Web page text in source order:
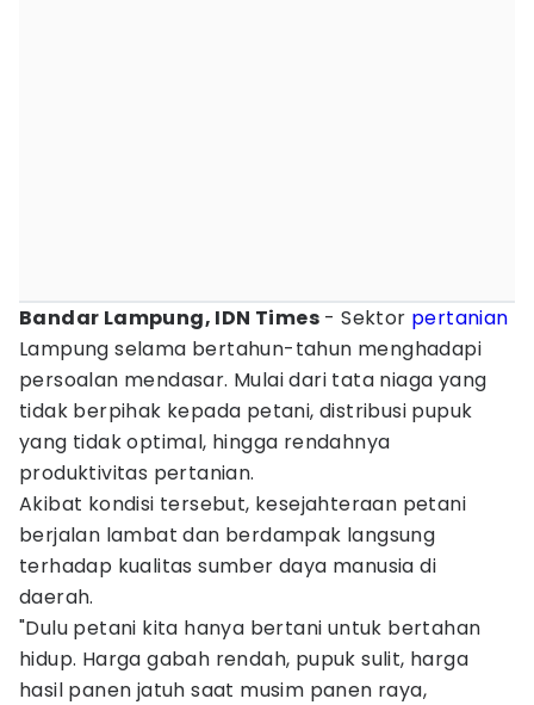
Bandar Lampung, IDN Times - Sektor pertanian
Lampung selama bertahun-tahun menghadapi
persoalan mendasar. Mulai dari tata niaga yang
tidak berpihak kepada petani, distribusi pupuk
yang tidak optimal, hingga rendahnya
produktivitas pertanian.
Akibat kondisi tersebut, kesejahteraan petani
berjalan lambat dan berdampak langsung
terhadap kualitas sumber daya manusia di
daerah.
"Dulu petani kita hanya bertani untuk bertahan
hidup. Harga gabah rendah, pupuk sulit, harga
hasil panen jatuh saat musim panen raya,